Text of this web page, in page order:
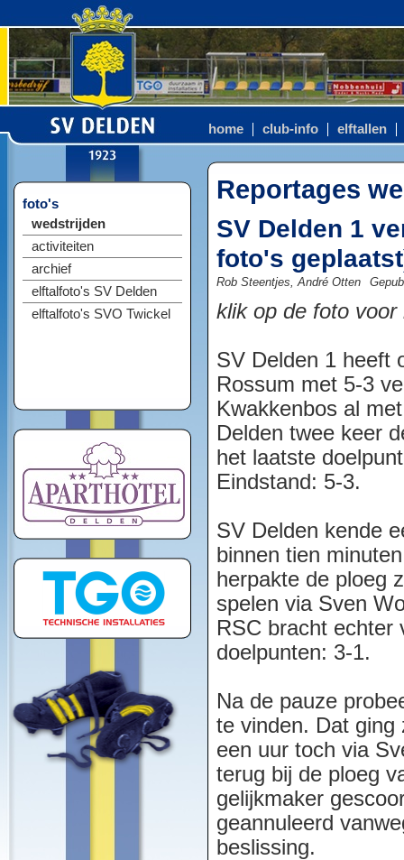
home club-info elftallen
foto's
wedstrijden
activiteiten
archief
elftalfoto's SV Delden
elftalfoto's SVO Twickel
Reportages
SV Delden 1
foto's
Rob Steentjes, André Otten
klik op de foto
SV Delden 1 heeft
Rossum met 5-3
Kwakkenbos al
Delden twee keer
het laatste
Eindstand: 5-3.
SV Delden kende
binnen tien
herpakte de ploeg
spelen via Sven
RSC bracht echter
doelpunten: 3-1.
Na de pauze
te vinden. Dat ging
een uur toch via
terug bij de ploeg
gelijkmaker
geannuleerd
beslissing.